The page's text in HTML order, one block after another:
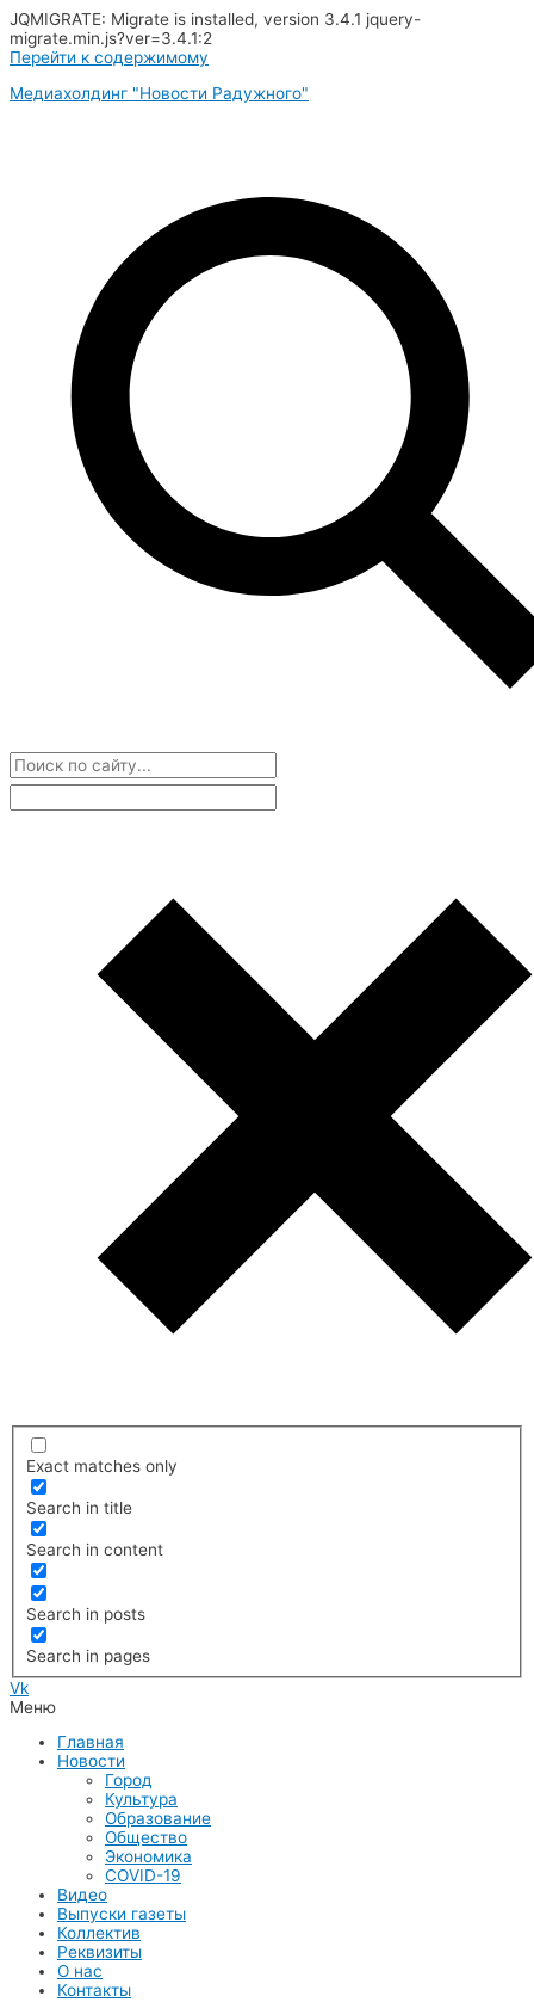
JQMIGRATE: Migrate is installed, version 3.4.1 jquery-
migrate.min.js?ver=3.4.1:2
Перейти к содержимому
Медиахолдинг "Новости Радужного"
Exact matches only
Search in title
Search in content
Search in posts
Search in pages
Vk
Меню
Главная
Новости
Город
Культура
Образование
Общество
Экономика
COVID-19
Видео
Выпуски газеты
Коллектив
Реквизиты
О нас
Контакты